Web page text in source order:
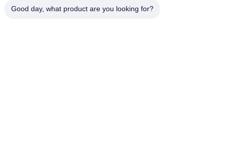
Abonnieren Sie unseren Newsletter für Rabatte und mehr.
Good day, what product are you looking for?